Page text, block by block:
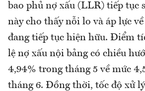
bao phủ nợ xấu (LLR) tiếp tục
này cho thấy nỗi lo và áp lực
đang tiếp tục hiện hữu. Điểm
lệ nợ xấu nội bảng có chiều
4,94% trong tháng 5 về mức
tháng 6. Đồng thời, tốc độ xử